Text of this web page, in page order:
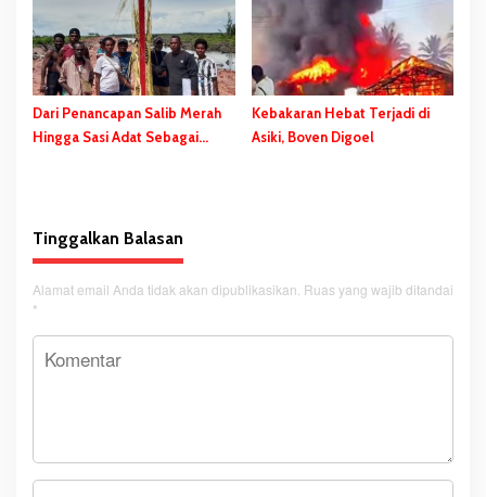
Dari Penancapan Salib Merah
Hingga Sasi Adat Sebagai
Kebakaran Hebat Terjadi di
Asiki, Boven Digoel
Tinggalkan Balasan
Alamat email Anda tidak akan dipublikasikan. Ruas yang wajib ditandai
*